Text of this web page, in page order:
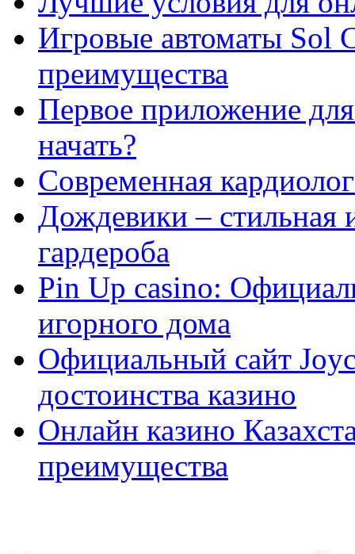
Игровые автоматы Sol
преимущества
Первое приложение
начать?
Современная
Дождевики – стильная
гардероба
Pin Up casino:
игорного дома
Официальный сайт
достоинства казино
Онлайн казино
преимущества